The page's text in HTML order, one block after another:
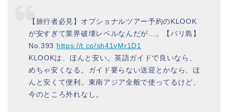
【旅行者必見】オプショナルツアー予約のKLOOK
が安すぎて業界破壊レベルなんだが…。【バリ島】
No.393 https://t.co/sh41vMr1D1
KLOOKは、ほんと安い。英語ガイドで良いなら、
めちゃ安くなる。ガイド要らない送迎とかなら、ほ
んと安くて便利。東南アジア全般で使ってるけど、
今のところ外れなし。